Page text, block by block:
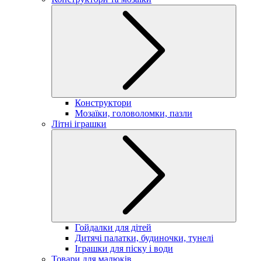
Конструктори
Мозаїки, головоломки, пазли
Літні іграшки
Гойдалки для дітей
Дитячі палатки, будиночки, тунелі
Іграшки для піску і води
Товари для малюків